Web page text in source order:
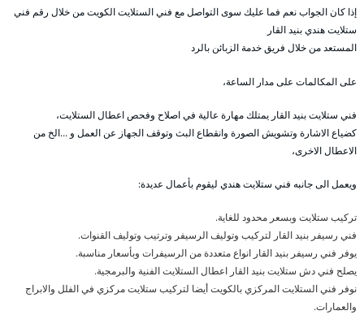
إذا كان الجواب نعم فما عليك سوى التواصل مع فني الستلايت الكويت من خلال رقم فني
ستلايت هندي بنيد القار
المستعد من خلال فريق خدمة الزبائن بالرد
على المكالمات على مدار الساعة،
فني ستلايت بنيد القار يمتلك مهارة عالية في اصلاح وفحص اعطال الستلايت،
كضياع الاشارة وتشويش الصورة وانقطاع البث وتوقف الجهاز عن العمل و …الخ من
الاعطال الاخرى،
ويعمل الى جانبه فني ستلايت هندي ليقوم بأعمال عديدة:
تركيب ستلايت وبسعر محدود للغاية.
فني رسيفر بنيد القار لتركيب وتوليف الرسيفر وترتيب وتوليف القنوات.
يوفر فني رسيفر بنيد القار انواع متعددة من الرسيفرات وبأسعار مناسبة.
يصلح فني دش ستلايت بنيد القار اعطال الستلايت الفنية والبرمجية.
نوفر فني الستلايت المركزي بالكويت أيضا لتركيب ستلايت مركزي في الفلل والابراج
والعمارات.